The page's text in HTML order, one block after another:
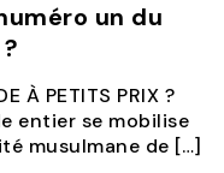
un du
À PETITS PRIX ?
entier se mobilise
musulmane de […]